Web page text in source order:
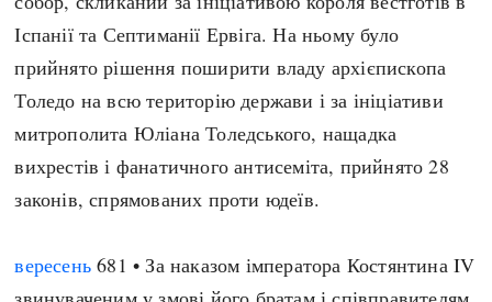
Іспанії та Септиманії Ервіга. На ньому було
прийнято рішення поширити владу архієпископа
Толедо на всю територію держави і за ініціативи
митрополита Юліана Толедського, нащадка
вихрестів і фанатичного антисеміта, прийнято 28
законів, спрямованих проти юдеїв.
вересень 681 • За наказом імператора Костянтина IV